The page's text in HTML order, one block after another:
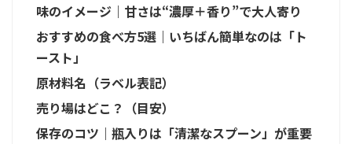
味のイメージ｜甘さは“濃厚＋香り”で大人寄り
おすすめの食べ方5選｜いちばん簡単なのは「ト
ースト」
原材料名（ラベル表記）
売り場はどこ？（目安）
保存のコツ｜瓶入りは「清潔なスプーン」が重要